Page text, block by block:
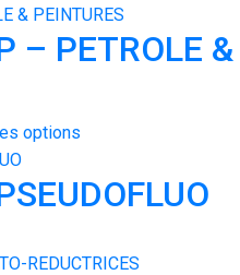
– PETROLE &
options
a
plusieurs
Les